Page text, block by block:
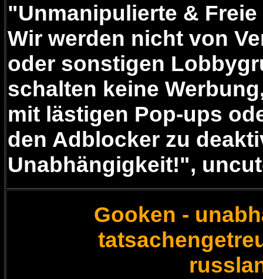
"Unmanipulierte & Freie
Wir werden nicht von
oder sonstigen
schalten keine
mit lästigen Pop-ups
den Adblocker zu
Unabhängigkeit!",
Gooken -